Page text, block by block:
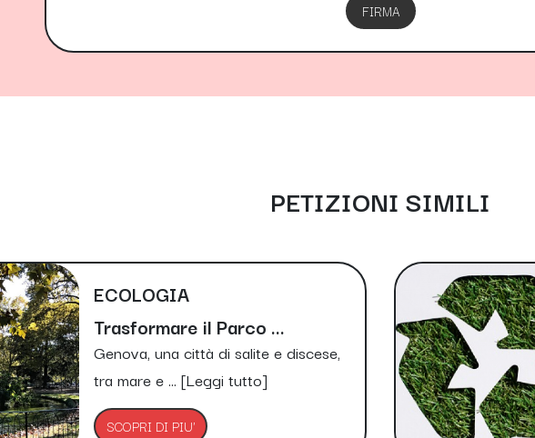
FIRMA
PETIZIONI SIMILI
ECOLOGIA
Trasformare il Parco ...
Genova, una città di salite e discese,
tra mare e ... [Leggi tutto]
SCOPRI DI PIU'